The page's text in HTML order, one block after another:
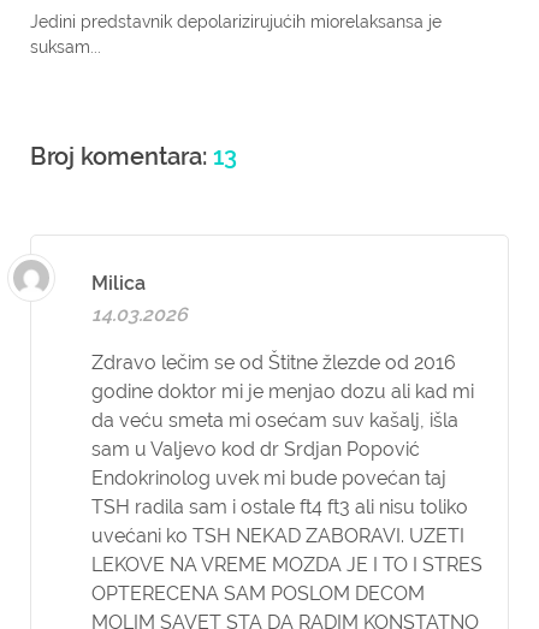
Jedini predstavnik depolarizirujućih miorelaksansa je
suksam...
Broj komentara: 13
Milica
14.03.2026
Zdravo lečim se od Štitne žlezde od 2016
godine doktor mi je menjao dozu ali kad mi
da veću smeta mi osećam suv kašalj, išla
sam u Valjevo kod dr Srdjan Popović
Endokrinolog uvek mi bude povećan taj
TSH radila sam i ostale ft4 ft3 ali nisu toliko
uvećani ko TSH NEKAD ZABORAVI. UZETI
LEKOVE NA VREME MOZDA JE I TO I STRES
OPTERECENA SAM POSLOM DECOM
MOLIM SAVET STA DA RADIM KONSTATNO